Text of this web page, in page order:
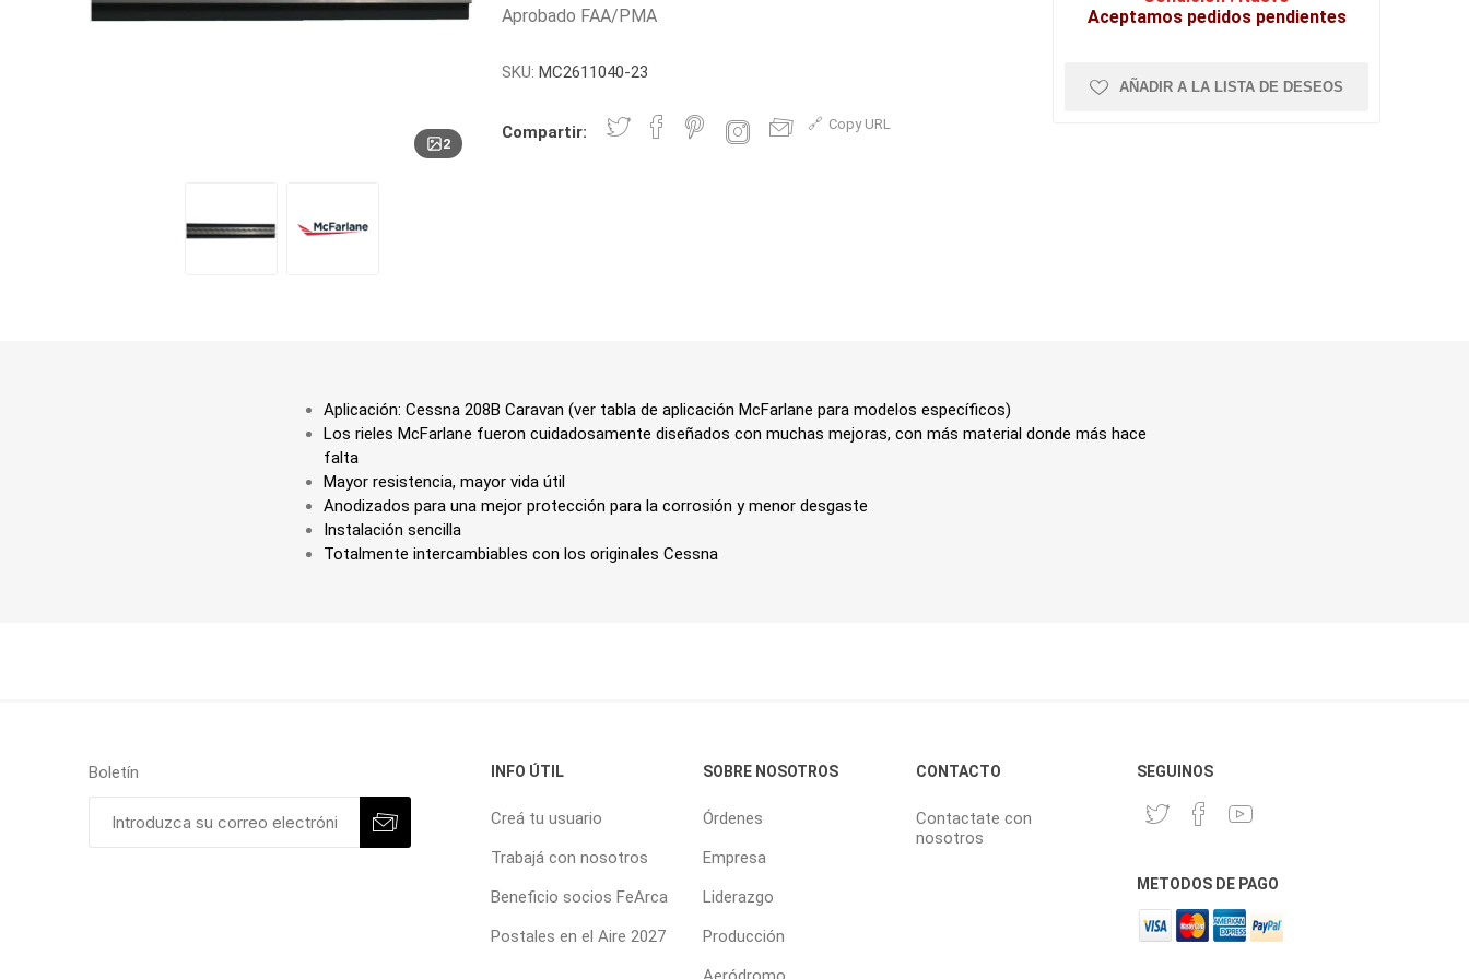
2
Aprobado FAA/PMA
SKU: MC2611040-23
Compartir: Copy URL
Aceptamos pedidos pendientes
AÑADIR A LA LISTA DE DESEOS
Aplicación: Cessna 208B Caravan (ver tabla de aplicación McFarlane para modelos específicos)
Los rieles McFarlane fueron cuidadosamente diseñados con muchas mejoras, con más material donde más hace
falta
Mayor resistencia, mayor vida útil
Anodizados para una mejor protección para la corrosión y menor desgaste
Instalación sencilla
Totalmente intercambiables con los originales Cessna
Boletín INFO ÚTIL
Creá tu usuario
Trabajá con nosotros
Beneficio socios FeArca
Postales en el Aire 2027
SOBRE NOSOTROS
Órdenes
Empresa
Liderazgo
Producción
CONTACTO
Contactate con
nosotros
SEGUINOS
METODOS DE PAGO